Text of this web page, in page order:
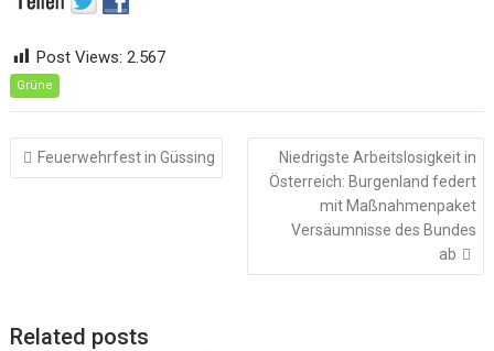
Post Views: 2.567
Grüne
Beitragsnavigation
Feuerwehrfest in Güssing
Niedrigste Arbeitslosigkeit in
Österreich: Burgenland federt
mit Maßnahmenpaket
Versäumnisse des Bundes
ab
Related posts